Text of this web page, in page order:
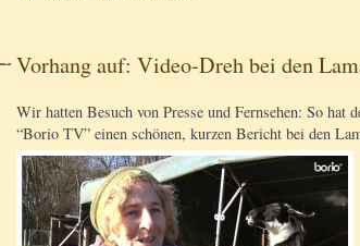
Vorhang auf: Video-Dreh bei den
Wir hatten Besuch von Presse und Fernsehen: So hat
“Borio TV” einen schönen, kurzen Bericht bei den